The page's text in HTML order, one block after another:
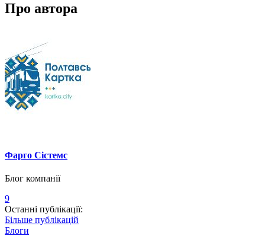
Про автора
Фарго Сістемс
Блог компанії
9
Останні публікації:
Більше публікацій
Блоги